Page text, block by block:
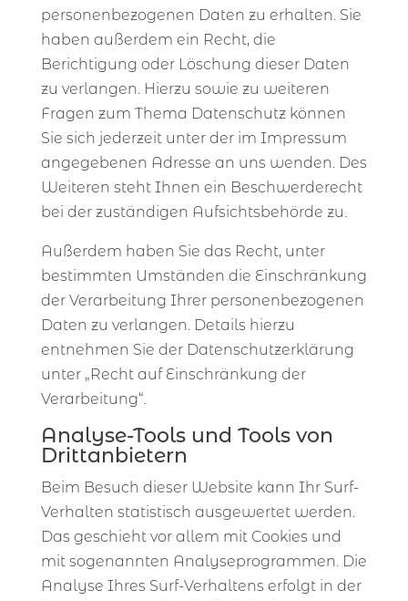
personenbezogenen Daten zu erhalten. Sie
haben außerdem ein Recht, die
Berichtigung oder Löschung dieser Daten
zu verlangen. Hierzu sowie zu weiteren
Fragen zum Thema Datenschutz können
Sie sich jederzeit unter der im Impressum
angegebenen Adresse an uns wenden. Des
Weiteren steht Ihnen ein Beschwerderecht
bei der zuständigen Aufsichtsbehörde zu.
Außerdem haben Sie das Recht, unter
bestimmten Umständen die Einschränkung
der Verarbeitung Ihrer personenbezogenen
Daten zu verlangen. Details hierzu
entnehmen Sie der Datenschutzerklärung
unter „Recht auf Einschränkung der
Verarbeitung“.
Analyse-Tools und Tools von
Drittanbietern
Beim Besuch dieser Website kann Ihr Surf-
Verhalten statistisch ausgewertet werden.
Das geschieht vor allem mit Cookies und
mit sogenannten Analyseprogrammen. Die
Analyse Ihres Surf-Verhaltens erfolgt in der